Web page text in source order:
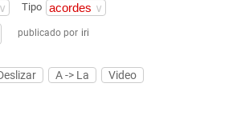
Tipo
publicado por iri
A -> La
Video